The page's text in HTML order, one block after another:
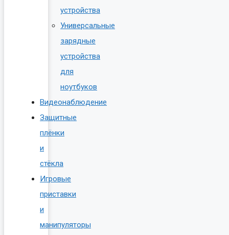
устройства
Универсальные
зарядные
устройства
для
ноутбуков
Видеонаблюдение
Защитные
плёнки
и
стёкла
Игровые
приставки
и
манипуляторы